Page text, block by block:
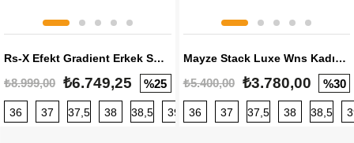
Rs-X Efekt Gradient Erkek Sneaker
₺8.999,00 ₺6.749,25 %25
36 37 37,5 38 38,5 39 40 40,5 41 42 42,5
Mayze Stack Luxe Wns Kadın Sneaker
₺5.400,00 ₺3.780,00 %30
36 37 37,5 38 38,5